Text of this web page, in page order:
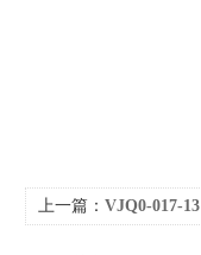
上一篇： VJQ0-017-